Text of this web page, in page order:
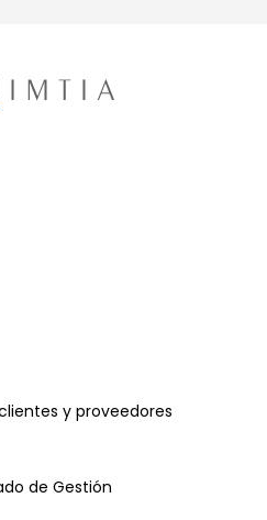
y proveedores
de Gestión